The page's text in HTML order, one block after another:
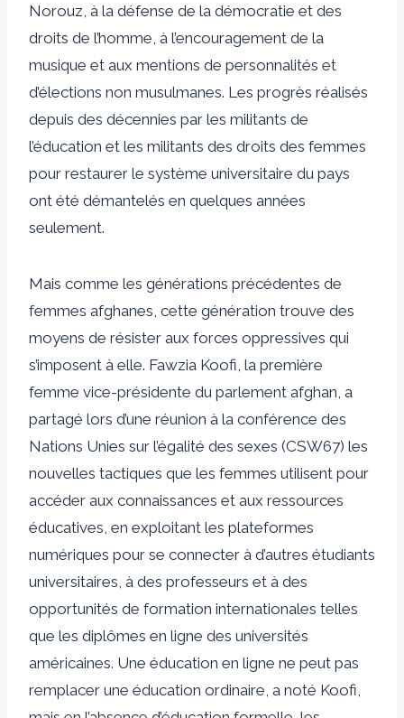
Norouz, à la défense de la démocratie et des
droits de l’homme, à l’encouragement de la
musique et aux mentions de personnalités et
d’élections non musulmanes. Les progrès réalisés
depuis des décennies par les militants de
l’éducation et les militants des droits des femmes
pour restaurer le système universitaire du pays
ont été démantelés en quelques années
seulement.
Mais comme les générations précédentes de
femmes afghanes, cette génération trouve des
moyens de résister aux forces oppressives qui
s’imposent à elle. Fawzia Koofi, la première
femme vice-présidente du parlement afghan, a
partagé lors d’une réunion à la conférence des
Nations Unies sur l’égalité des sexes (CSW67) les
nouvelles tactiques que les femmes utilisent pour
accéder aux connaissances et aux ressources
éducatives, en exploitant les plateformes
numériques pour se connecter à d’autres étudiants
universitaires, à des professeurs et à des
opportunités de formation internationales telles
que les diplômes en ligne des universités
américaines. Une éducation en ligne ne peut pas
remplacer une éducation ordinaire, a noté Koofi,